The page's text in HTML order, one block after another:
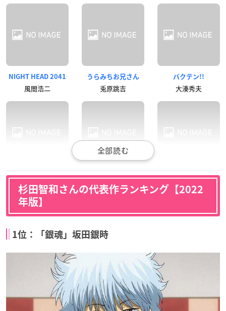
NIGHT HEAD 2041
風間浩二
うらみちお兄さん
兎原跳吉
バクテン!!
大湊秀夫
真・中華一番！（第
2期）
レオン
無職転生 ～異世界行
ったら本気だす～
前世の男
バック・アロウ
シュウ・ビ
七つの大罪 憤怒の審
エスカノール
カオルの大切なモノ
義一
土下座で頼んでみた
杉田智和さんの代表作ランキング【2022
年版】
1位：「銀魂」坂田銀時